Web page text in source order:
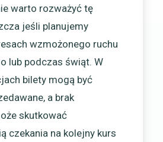
warto rozważyć tę
jeśli planujemy
wzmożonego ruchu
lub podczas świąt. W
bilety mogą być
a brak
skutkować
czekania na kolejny kurs